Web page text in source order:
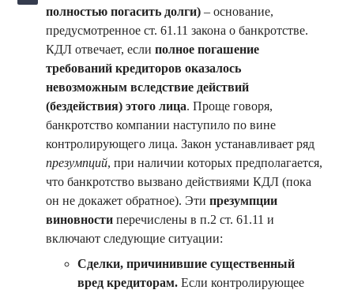
полностью погасить долги) – основание,
предусмотренное ст. 61.11 закона о банкротстве.
КДЛ отвечает, еслиполное погашение
требований кредиторов оказалось
невозможным вследствие действий
(бездействия) этого лица. Проще говоря,
банкротство компании наступило по вине
контролирующего лица. Закон устанавливает ряд
презумпций, при наличии которых предполагается,
что банкротство вызвано действиями КДЛ (пока
он не докажет обратное). Этипрезумпции
виновности перечислены в п.2 ст. 61.11 и
включают следующие ситуации:
Сделки, причинившие существенный
вред кредиторам. Если контролирующее